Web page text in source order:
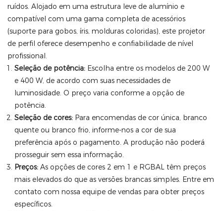
ruídos. Alojado em uma estrutura leve de alumínio e
compatível com uma gama completa de acessórios
(suporte para gobos, íris, molduras coloridas), este projetor
de perfil oferece desempenho e confiabilidade de nível
profissional.
Seleção de potência: Escolha entre os modelos de 200 W
e 400 W, de acordo com suas necessidades de
luminosidade. O preço varia conforme a opção de
potência.
Seleção de cores: Para encomendas de cor única, branco
quente ou branco frio, informe-nos a cor de sua
preferência após o pagamento. A produção não poderá
prosseguir sem essa informação.
Preços: As opções de cores 2 em 1 e RGBAL têm preços
mais elevados do que as versões brancas simples. Entre em
contato com nossa equipe de vendas para obter preços
específicos.